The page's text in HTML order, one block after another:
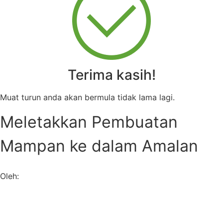
Terima kasih!
Muat turun anda akan bermula tidak lama lagi.
Meletakkan Pembuatan
Mampan ke dalam Amalan
Oleh: